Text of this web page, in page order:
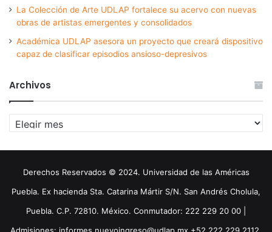
La Colección de Arte UDLAP fortalece su acervo con nuevas
obras de artistas emergentes y consolidados
Académica UDLAP asesora un proyecto que creará dispositivo
capaz de clasificar episodios ansioso-depresivos
Archivos
Archivos
Derechos Reservados © 2024. Universidad de las Américas
Puebla. Ex hacienda Sta. Catarina Mártir S/N. San Andrés Cholula,
Puebla. C.P. 72810. México. Conmutador: 222 229 20 00 |
Admisiones: informes.nuevoingreso@udlap.mx +52 222 229 2112,